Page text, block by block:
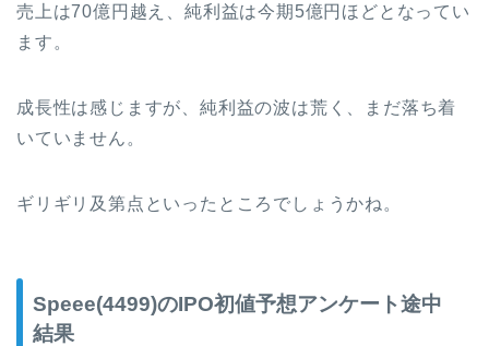
売上は70億円越え、純利益は今期5億円ほどとなってい
ます。
成長性は感じますが、純利益の波は荒く、まだ落ち着
いていません。
ギリギリ及第点といったところでしょうかね。
Speee(4499)のIPO初値予想アンケート途中
結果